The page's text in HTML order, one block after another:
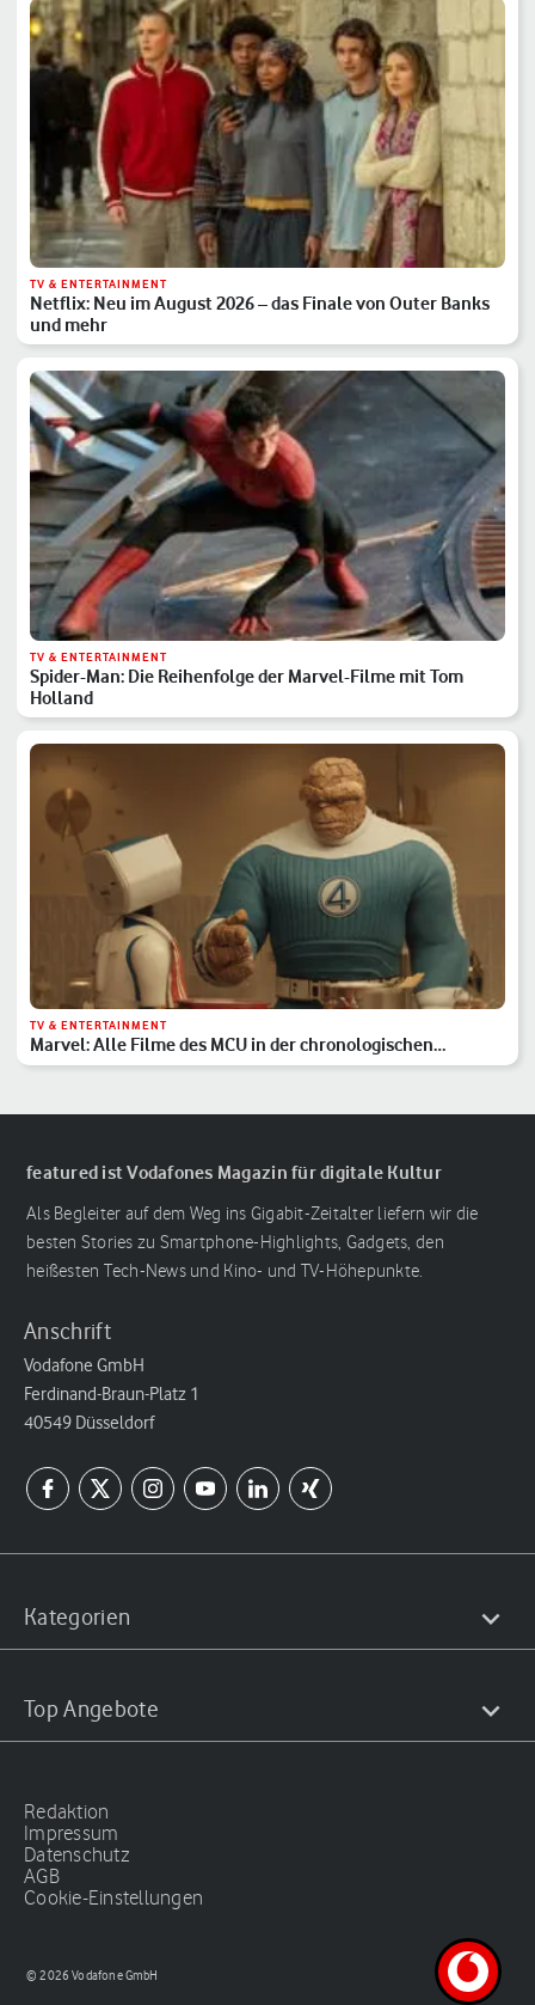
TV & ENTERTAINMENT
Netflix: Neu im August 2026 – das Finale von Outer Banks
und mehr
TV & ENTERTAINMENT
Spider-Man: Die Reihenfolge der Marvel-Filme mit Tom
Holland
TV & ENTERTAINMENT
Marvel: Alle Filme des MCU in der chronologischen
Reihenfolge
featured ist Vodafones Magazin für digitale Kultur
Als Begleiter auf dem Weg ins Gigabit-Zeitalter liefern wir die
besten Stories zu Smartphone-Highlights, Gadgets, den
heißesten Tech-News und Kino- und TV-Höhepunkte.
Anschrift
Vodafone GmbH
Ferdinand-Braun-Platz 1
40549 Düsseldorf
Kategorien
Top Angebote
Redaktion
Impressum
Datenschutz
AGB
Cookie-Einstellungen
© 2026 Vodafone GmbH